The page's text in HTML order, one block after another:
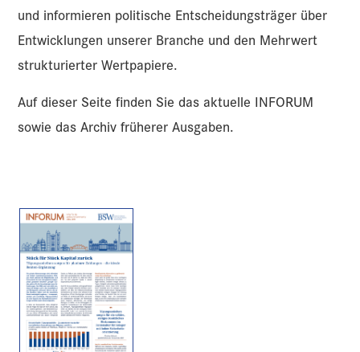
und informieren politische Entscheidungsträger über
Entwicklungen unserer Branche und den Mehrwert
strukturierter Wertpapiere.
Auf dieser Seite finden Sie das aktuelle INFORUM
sowie das Archiv früherer Ausgaben.